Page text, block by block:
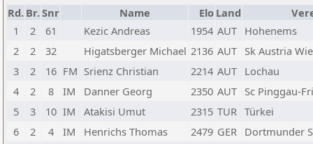
Rd. Br.Snr Name Elo Land
1
2 61 Kezic Andreas 1954 AUT Hohenems
2
2 32 Higatsberger Michael 2136 AUT Sk Austria
3
2 16 FM Srienz Christian 2214 AUT Lochau
4
2 8 IM Danner Georg 2350 AUT Sc Pinggau-
5
3 10 IM Atakisi Umut 2315 TUR Türkei
6
2 4 IM Henrichs Thomas 2479 GER Dortmunder